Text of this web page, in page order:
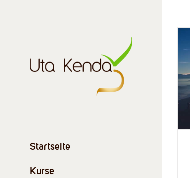
Startseite
Kurse